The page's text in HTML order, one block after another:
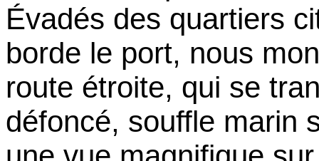
Évadés des quartiers
borde le port, nous
route étroite, qui se
défoncé, souffle marin